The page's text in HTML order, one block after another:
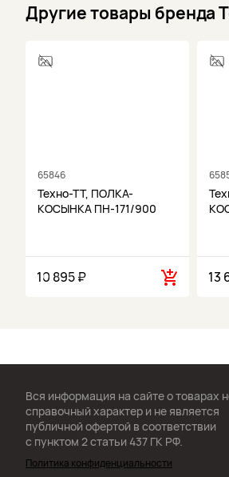
Другие товары бренда
65846
Техно-ТТ, ПОЛКА-
КОСЫНКА ПН-171/900
10 895 ₽ 13
Вся информация на сайте о товарах
справочный характер и не является
публичной офертой в соответствии
с пунктом 2 статьи 437 ГК РФ.
Политика конфиденциальности